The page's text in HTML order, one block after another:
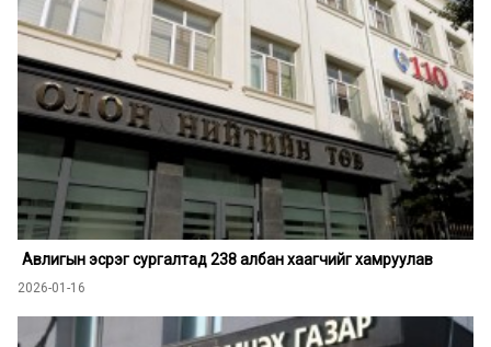
Авлигын эсрэг сургалтад 238 албан хаагчийг хамруулав
2026-01-16